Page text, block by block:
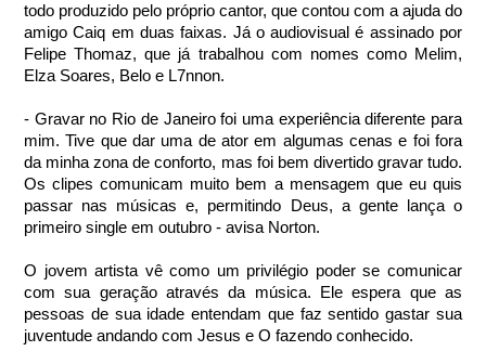
todo produzido pelo próprio cantor, que contou com a ajuda do
amigo Caiq em duas faixas. Já o audiovisual é assinado por
Felipe Thomaz, que já trabalhou com nomes como Melim,
Elza Soares, Belo e L7nnon.
- Gravar no Rio de Janeiro foi uma experiência diferente para
mim. Tive que dar uma de ator em algumas cenas e foi fora
da minha zona de conforto, mas foi bem divertido gravar tudo.
Os clipes comunicam muito bem a mensagem que eu quis
passar nas músicas e, permitindo Deus, a gente lança o
primeiro single em outubro - avisa Norton.
O jovem artista vê como um privilégio poder se comunicar
com sua geração através da música. Ele espera que as
pessoas de sua idade entendam que faz sentido gastar sua
juventude andando com Jesus e O fazendo conhecido.